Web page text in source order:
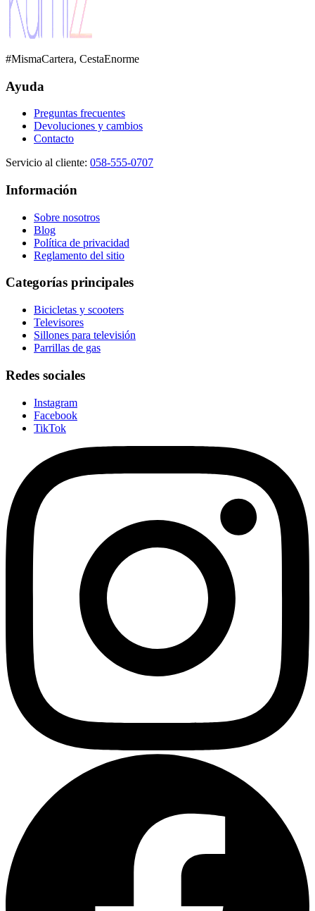
#MismaCartera, CestaEnorme
Ayuda
Preguntas frecuentes
Devoluciones y cambios
Contacto
Servicio al cliente: 058-555-0707
Información
Sobre nosotros
Blog
Política de privacidad
Reglamento del sitio
Categorías principales
Bicicletas y scooters
Televisores
Sillones para televisión
Parrillas de gas
Redes sociales
Instagram
Facebook
TikTok